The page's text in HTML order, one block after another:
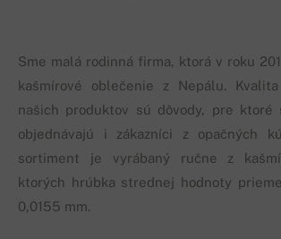
Sme malá rodinná firma, ktorá v roku
kašmírové oblečenie z Nepálu.
našich produktov sú dôvody, pre ktoré
objednávajú i zákazníci z opačných
sortiment je vyrábaný ručne z
ktorých hrúbka strednej hodnoty
0,0155 mm.